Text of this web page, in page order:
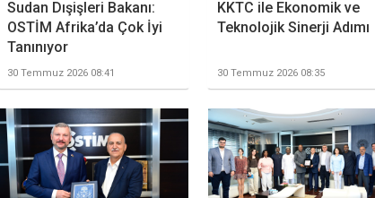
Sudan Dışişleri Bakanı:
OSTİM Afrika’da Çok İyi
Tanınıyor
30 Temmuz 2026 08:41
KKTC ile Ekonomik ve
Teknolojik Sinerji Adımı
30 Temmuz 2026 08:35